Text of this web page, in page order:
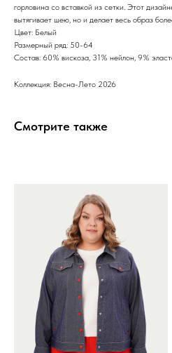
горловина со вставкой из сетки. Этот
вытягивает шею, но и делает весь образ
Цвет: Белый
Размерный ряд: 50-64
Состав: 60% вискоза, 31% нейлон, 9%
Коллекция: Весна-Лето 2026
Смотрите также